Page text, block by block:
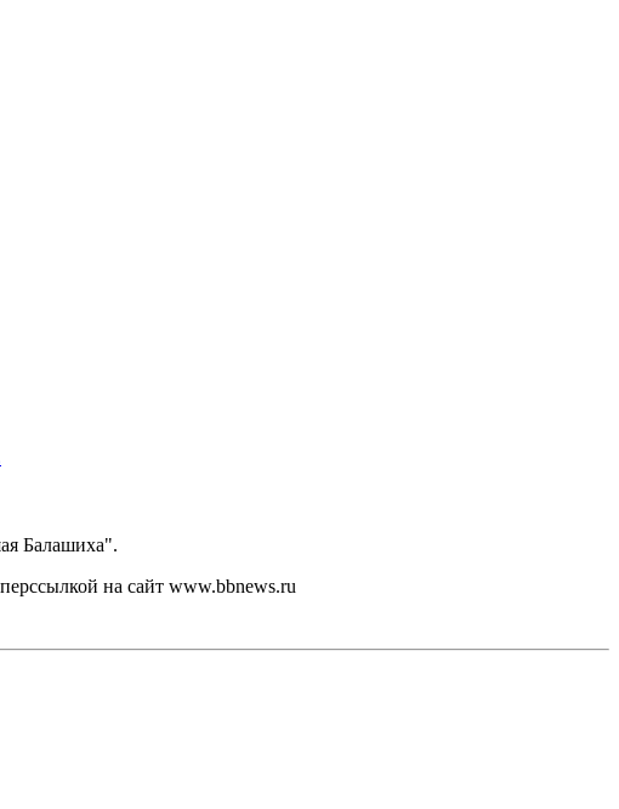
Балашиха".
на сайт www.bbnews.ru